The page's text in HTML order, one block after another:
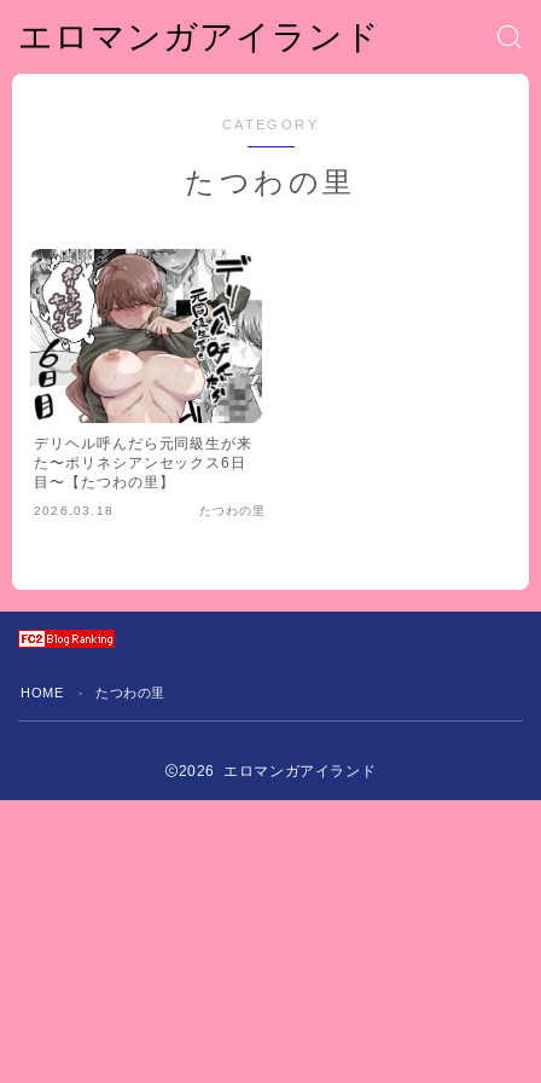
エロマンガアイランド
CATEGORY
たつわの里
デリヘル呼んだら元同級生が来
た〜ポリネシアンセックス6日
目〜【たつわの里】
2026.03.18 たつわの里
HOME ＞ たつわの里
2026 エロマンガアイランド